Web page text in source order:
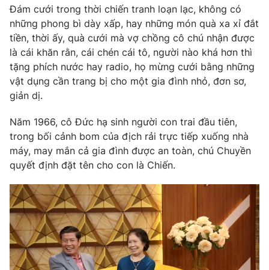
VTV Sức khoẻ Bất động sản
Thị trường 24h Tấm lòng Việt
VTV4 Vươn mình bằng AI
Liên hệ tòa soạn English
THỜI BÁO VTV
Theo dõi báo trên
Đám cưới trong thời chiến tranh loạn lạc, không có
những phong bì dày xấp, hay những món quà xa xỉ đắt
tiền, thời ấy, quà cưới mà vợ chồng cô chú nhận được
là cái khăn rằn, cái chén cái tô, người nào khá hơn thì
tặng phích nước hay radio, họ mừng cưới bằng những
vật dụng cần trang bị cho một gia đình nhỏ, đơn sơ,
giản dị.
Năm 1966, cô Đức hạ sinh người con trai đầu tiên,
trong bối cảnh bom của địch rải trực tiếp xuống nhà
máy, may mắn cả gia đình được an toàn, chú Chuyền
quyết định đặt tên cho con là Chiến.